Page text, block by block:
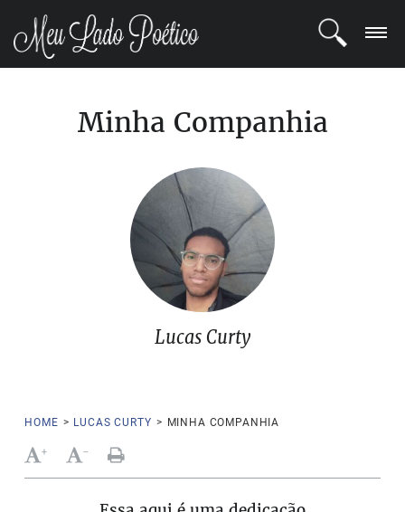
REGISTRO
Minha Companhia
Lucas Curty
HOME > LUCAS CURTY > MINHA COMPANHIA
+ -